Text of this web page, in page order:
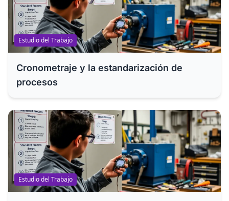
Estudio del Trabajo
Cronometraje y la estandarización de
procesos
Estudio del Trabajo